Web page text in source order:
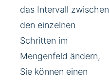
das Intervall zwischen
den einzelnen
Schritten im
Mengenfeld ändern,
Sie können einen